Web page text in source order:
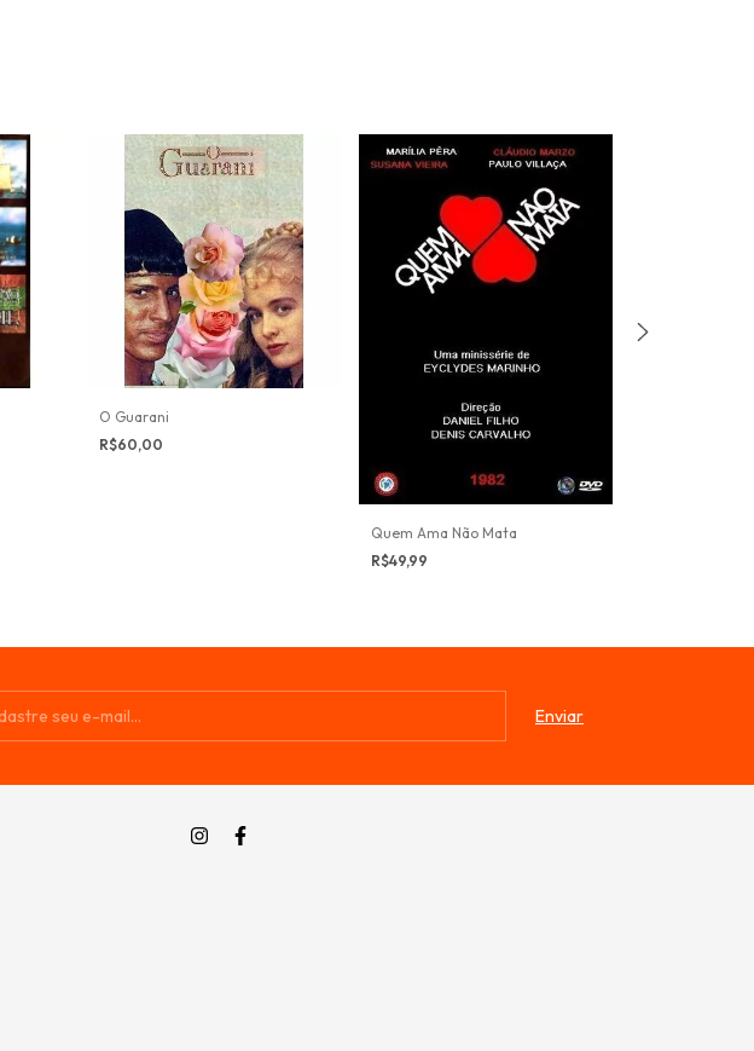
O Guarani
R$60,00
Quem Ama Não Mata
R$49,99